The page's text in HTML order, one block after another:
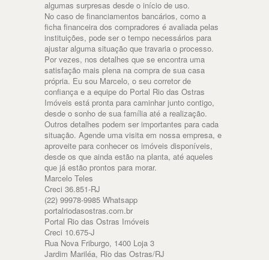
algumas surpresas desde o início de uso.
No caso de financiamentos bancários, como a
ficha financeira dos compradores é avaliada pelas
instituições, pode ser o tempo necessários para
ajustar alguma situação que travaria o processo.
Por vezes, nos detalhes que se encontra uma
satisfação mais plena na compra de sua casa
própria. Eu sou Marcelo, o seu corretor de
confiança e a equipe do Portal Rio das Ostras
Imóveis está pronta para caminhar junto contigo,
desde o sonho de sua família até a realização.
Outros detalhes podem ser importantes para cada
situação. Agende uma visita em nossa empresa, e
aproveite para conhecer os imóveis disponíveis,
desde os que ainda estão na planta, até aqueles
que já estão prontos para morar.
Marcelo Teles
Creci 36.851-RJ
(22) 99978-9985 Whatsapp
portalriodasostras.com.br
Portal Rio das Ostras Imóveis
Creci 10.675-J
Rua Nova Friburgo, 1400 Loja 3
Jardim Mariléa, Rio das Ostras/RJ